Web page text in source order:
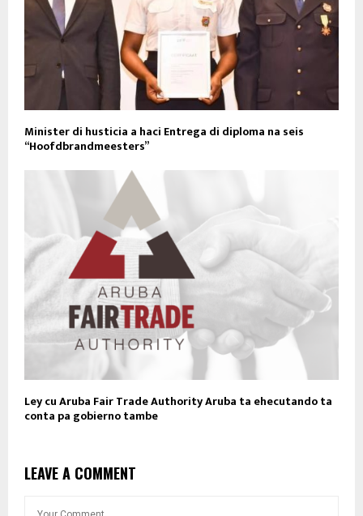
Minister di husticia a haci Entrega di diploma na seis
“Hoofdbrandmeesters”
Ley cu Aruba Fair Trade Authority Aruba ta ehecutando ta
conta pa gobierno tambe
LEAVE A COMMENT